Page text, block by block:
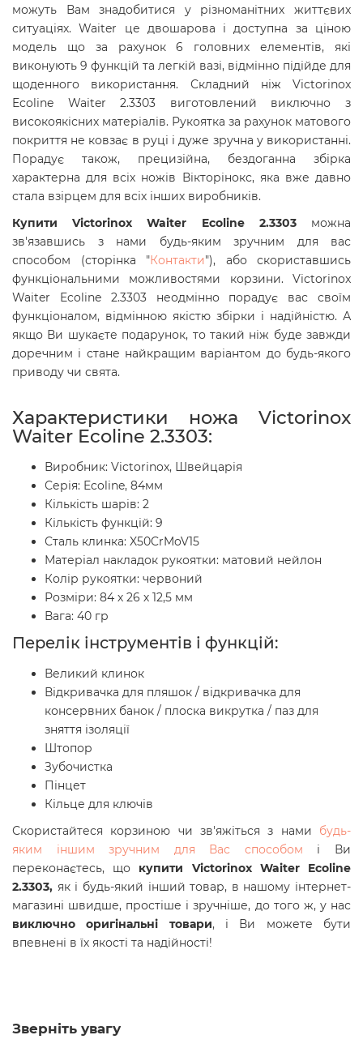
можуть Вам знадобитися у різноманітних життєвих
ситуаціях. Waiter це двошарова і доступна за ціною
модель що за рахунок 6 головних елементів, які
виконують 9 функцій та легкій вазі, відмінно підійде для
щоденного використання. Складний ніж Victorinox
Ecoline Waiter 2.3303 виготовлений виключно з
високоякісних матеріалів. Рукоятка за рахунок матового
покриття не ковзає в руці і дуже зручна у використанні.
Порадує також, прецизійна, бездоганна збірка
характерна для всіх ножів Вікторінокс, яка вже давно
стала взірцем для всіх інших виробників.
Купити VictorinoxWaiter Ecoline 2.3303
можна
зв'язавшись з нами будь-яким зручним для вас
способом (сторінка "Контакти"), або скориставшись
функціональними можливостями корзини. Victorinox
Waiter
Ecoline 2.3303неодмінно порадує вас своїм
функціоналом, відмінною якістю збірки і надійністю. А
якщо Ви шукаєте подарунок, то такий ніж буде завжди
доречним і стане найкращим варіантом до будь-якого
приводу чи свята.
Характеристики ножа Victorinox
Waiter Ecoline 2.3303:
Виробник: Victorinox, Швейцарія
Серія: Ecoline, 84мм
Кількість шарів: 2
Кількість функцій: 9
Сталь клинка: X50CrMoV15
Матеріал накладок рукоятки: матовий нейлон
Колір рукоятки: червоний
Розміри: 84 х 26 х 12,5 мм
Вага: 40 гр
Перелік інструментів і функцій:
Великий клинок
Відкривачка для пляшок / відкривачка для
консервних банок / плоска викрутка / паз для
зняття ізоляції
Штопор
Зубочистка
Пінцет
Кільце для ключів
Скористайтеся корзиною чи зв'яжіться з нами будь-
яким іншим зручним для Вас способом і Ви
переконаєтесь, що купити Victorinox Waiter Ecoline
2.3303, як і будь-який інший товар, в нашому інтернет-
магазині швидше, простіше і зручніше, до того ж, у нас
виключно оригінальні товари, і Ви можете бути
впевнені в їх якості та надійності!
Зверніть увагу